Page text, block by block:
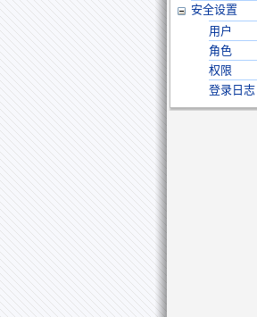
安全设置
用户
角色
权限
登录日志